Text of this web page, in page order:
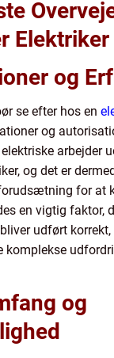
Elektriker
og
se efter hos en
og
arbejder
og det er
for at
en vigtig faktor,
udført
komplekse
og